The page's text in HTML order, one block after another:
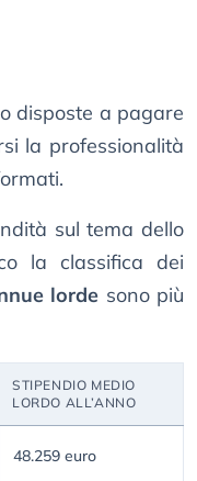
disposte a pagare
la professionalità
sul tema dello
la classifica dei
lorde sono più
STIPENDIO MEDIO
LORDO ALL’ANNO
48.259 euro